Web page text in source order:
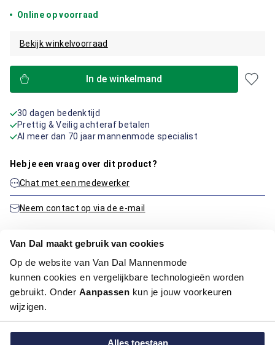
Van Dal maakt gebruik van cookies
Op de website van Van Dal Mannenmode
kunnen cookies en vergelijkbare technologieën worden
gebruikt. Onder Aanpassen kun je jouw voorkeuren
wijzigen.
Alles toestaan
Online op voorraad
Bekijk winkelvoorraad
In de winkelmand
30 dagen bedenktijd
Prettig & Veilig achteraf betalen
Al meer dan 70 jaar mannenmode specialist
Heb je een vraag over dit product?
Chat met een medewerker
Neem contact op via de e-mail
Productinformatie
Artikelnummer
1016086-21-2XL
Kleur: